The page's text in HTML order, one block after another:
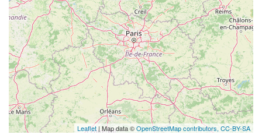
Leaflet| Map data ©OpenStreetMap contributors, CC-BY-SA